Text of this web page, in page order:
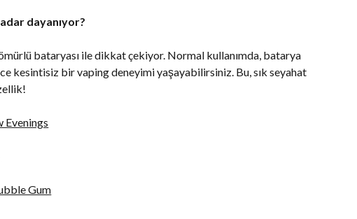
dayanıyor?
bataryası ile dikkat çekiyor. Normal kullanımda, batarya
kesintisiz bir vaping deneyimi yaşayabilirsiniz. Bu, sık seyahat
Evenings
Gum